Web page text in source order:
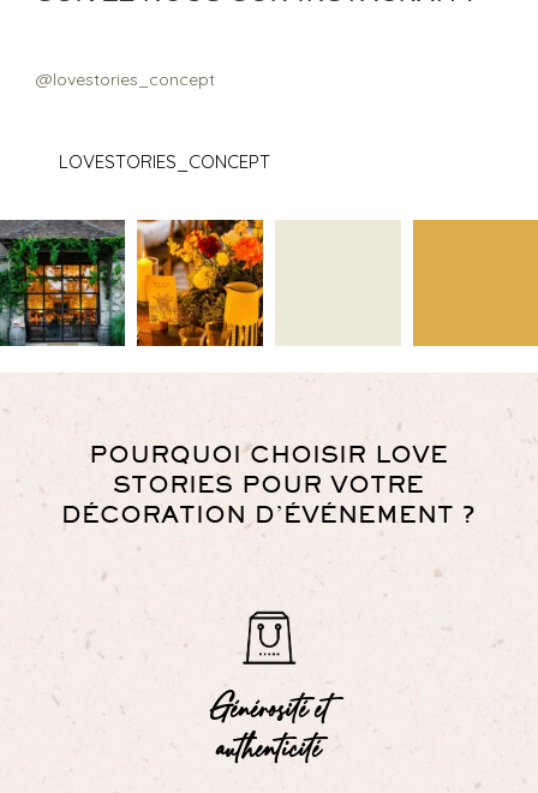
@lovestories_concept
LOVESTORIES_CONCEPT
POURQUOI CHOISIR LOVE
STORIES POUR VOTRE
DÉCORATION D’ÉVÉNEMENT ?
Générosité et
authenticité